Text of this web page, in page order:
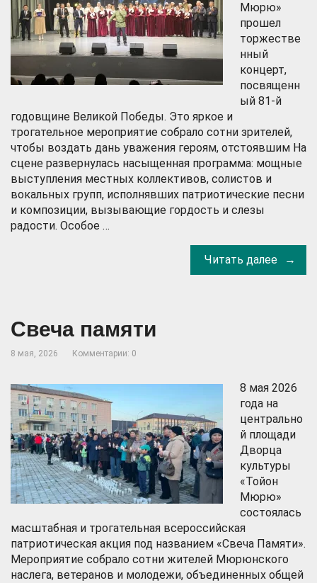
Мюрю»
прошел
торжестве
нный
концерт,
посвященн
ый 81-й
годовщине Великой Победы. Это яркое и
трогательное мероприятие собрало сотни зрителей,
чтобы воздать дань уважения героям, отстоявшим На
сцене развернулась насыщенная программа: мощные
выступления местных коллективов, солистов и
вокальных групп, исполнявших патриотические песни
и композиции, вызывающие гордость и слезы
радости. Особое …
Читать далее
Свеча памяти
8 мая, 2026 Комментарии: 0
8 мая 2026
года на
центрально
й площади
Дворца
культуры
«Тойон
Мюрю»
состоялась
масштабная и трогательная всероссийская
патриотическая акция под названием «Свеча Памяти».
Мероприятие собрало сотни жителей Мюрюнского
наслега, ветеранов и молодежи, объединенных общей